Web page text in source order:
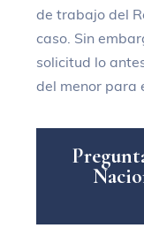
de trabajo del
caso. Sin
solicitud lo
del menor para
Pregunt
Nacio